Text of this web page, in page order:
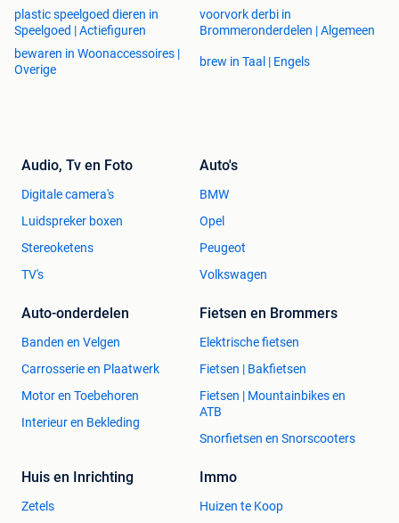
plastic speelgoed dieren in
Speelgoed | Actiefiguren
voorvork derbi in
Brommeronderdelen | Algemeen
bewaren in Woonaccessoires |
Overige
brew in Taal | Engels
Audio, Tv en Foto
Digitale camera's
Luidspreker boxen
Stereoketens
TV's
Auto's
BMW
Opel
Peugeot
Volkswagen
Auto-onderdelen
Banden en Velgen
Carrosserie en Plaatwerk
Motor en Toebehoren
Interieur en Bekleding
Fietsen en Brommers
Elektrische fietsen
Fietsen | Bakfietsen
Fietsen | Mountainbikes en
ATB
Snorfietsen en Snorscooters
Huis en Inrichting
Zetels
Immo
Huizen te Koop